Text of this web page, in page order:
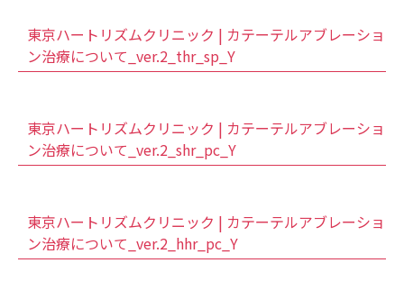
東京ハートリズムクリニック | カテーテルアブレーショ
ン治療について_ver.2_thr_sp_Y
東京ハートリズムクリニック | カテーテルアブレーショ
ン治療について_ver.2_shr_pc_Y
東京ハートリズムクリニック | カテーテルアブレーショ
ン治療について_ver.2_hhr_pc_Y